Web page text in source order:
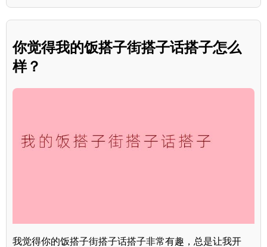
你觉得我的饭搭子街搭子话搭子怎么
样？
我觉得你的饭搭子街搭子话搭子非常有趣，总是让我开